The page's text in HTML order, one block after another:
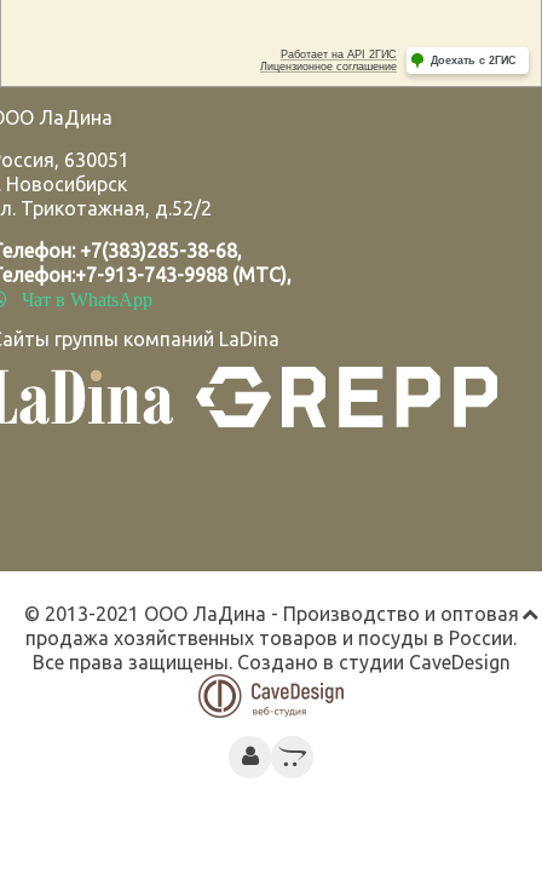
ЛаДина
, 630051
Новосибирск
Трикотажная, д.52/2
+7(383)285-38-68,
+7-913-743-9988 (МТС),
Чат в WhatsApp
группы компаний LaDina
© 2013-2021 ООО ЛаДина - Производство и оптовая
продажа хозяйственных товаров и посуды в России.
Все права защищены. Создано в студии CaveDesign